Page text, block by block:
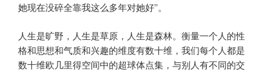
她现在没碎全靠我这么多年对她好”。
人生是旷野，人生是草原，人生是森林。衡量一个人的性
格和思想和气质和兴趣的维度有数十维，我们每个人都是
数十维欧几里得空间中的超球体点集，与别人有不同的交